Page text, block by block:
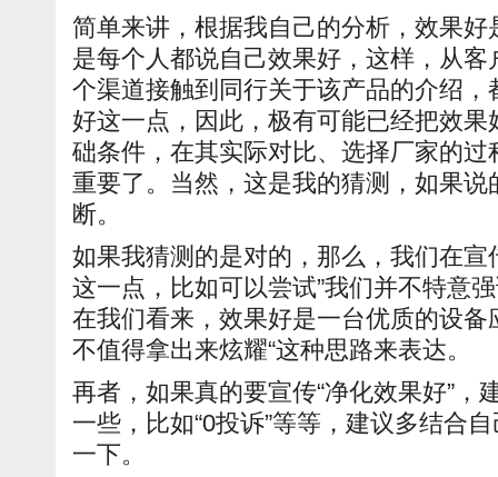
简单来讲，根据我自己的分析，效果
是每个人都说自己效果好，这样，从
个渠道接触到同行关于该产品的介绍
好这一点，因此，极有可能已经把效
础条件，在其实际对比、选择厂家的
重要了。当然，这是我的猜测，如果
断。
如果我猜测的是对的，那么，我们在
这一点，比如可以尝试”我们并不特意
在我们看来，效果好是一台优质的设
不值得拿出来炫耀“这种思路来表达。
再者，如果真的要宣传“净化效果好”，
一些，比如“0投诉”等等，建议多结合
一下。